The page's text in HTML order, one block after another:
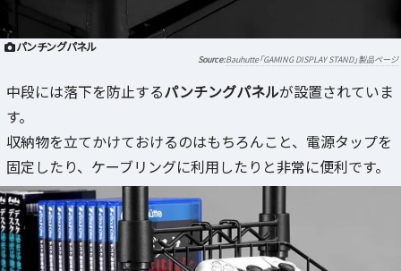
パンチングパネル
Bauhutte「GAMING DISPLAY STAND」製品ページ
中段には落下を防止するパンチングパネルが設置されていま
す。
収納物を立てかけておけるのはもちろんこと、電源タップを
固定したり、ケーブリングに利用したりと非常に便利です。